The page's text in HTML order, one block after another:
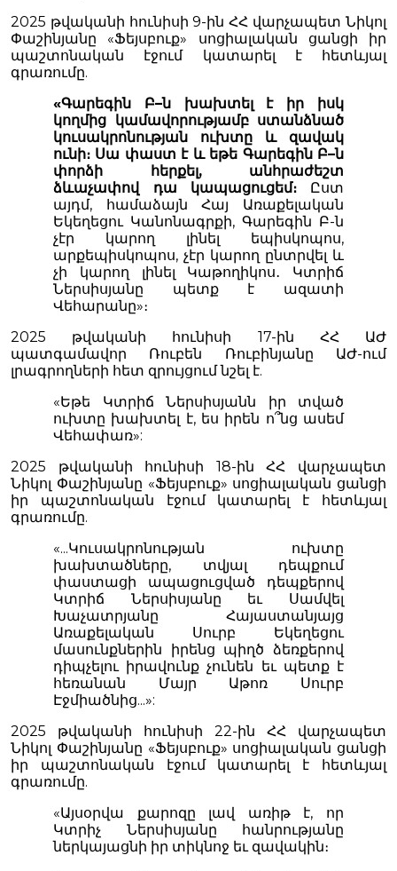
2025 թվականի հունիսի 9-ին ՀՀ վարչապետ Նիկոլ
Փաշինյանը «Ֆեյսբուք» սոցիալական ցանցի իր
պաշտոնական էջում կատարել է հետևյալ
գրառումը.
«Գարեգին Բ–ն խախտել է իր իսկ
կողմից կամավորությամբ ստանձնած
կուսակրոնության ուխտը և զավակ
ունի։ Սա փաստ է և եթե Գարեգին Բ–ն
փորձի հերքել, անհրաժեշտ
ձևաչափով դա կապացուցեմ։ Ըստ
այդմ, համաձայն Հայ Առաքելական
Եկեղեցու Կանոնագրքի, Գարեգին Բ-ն
չէր կարող լինել եպիսկոպոս,
արքեպիսկոպոս, չէր կարող ընտրվել և
չի կարող լինել Կաթողիկոս․ Կտրիճ
Ներսիսյանը պետք է ազատի
Վեհարանը»։
2025 թվականի հունիսի 17-ին ՀՀ ԱԺ
պատգամավոր Ռուբեն Ռուբինյանը ԱԺ-ում
լրագրողների հետ զրույցում նշել է.
«Եթե Կտրիճ Ներսիսյանն իր տված
ուխտը խախտել է, ես իրեն ո՞նց ասեմ
Վեհափառ»:
2025 թվականի հունիսի 18-ին ՀՀ վարչապետ
Նիկոլ Փաշինյանը «Ֆեյսբուք» սոցիալական ցանցի
իր պաշտոնական էջում կատարել է հետևյալ
գրառումը.
«...Կուսակրոնության ուխտը
խախտածները, տվյալ դեպքում
փաստացի ապացուցված դեպքերով
Կտրիճ Ներսիսյանը եւ Սամվել
Խաչատրյանը Հայաստանյայց
Առաքելական Սուրբ Եկեղեցու
մասունքներին իրենց պիղծ ձեռքերով
դիպչելու իրավունք չունեն եւ պետք է
հեռանան Մայր Աթոռ Սուրբ
Էջմիածնից...»:
2025 թվականի հունիսի 22-ին ՀՀ վարչապետ
Նիկոլ Փաշինյանը «Ֆեյսբուք» սոցիալական ցանցի
իր պաշտոնական էջում կատարել է հետևյալ
գրառումը.
«Այսօրվա քարոզը լավ առիթ է, որ
Կտրիչ Ներսիսյանը հանրությանը
ներկայացնի իր տիկնոջ եւ զավակին։